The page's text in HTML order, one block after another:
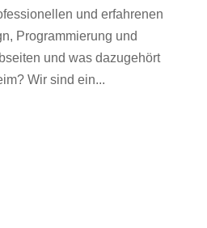
und erfahrenen
Programmierung und
und was dazugehört
Wir sind ein...